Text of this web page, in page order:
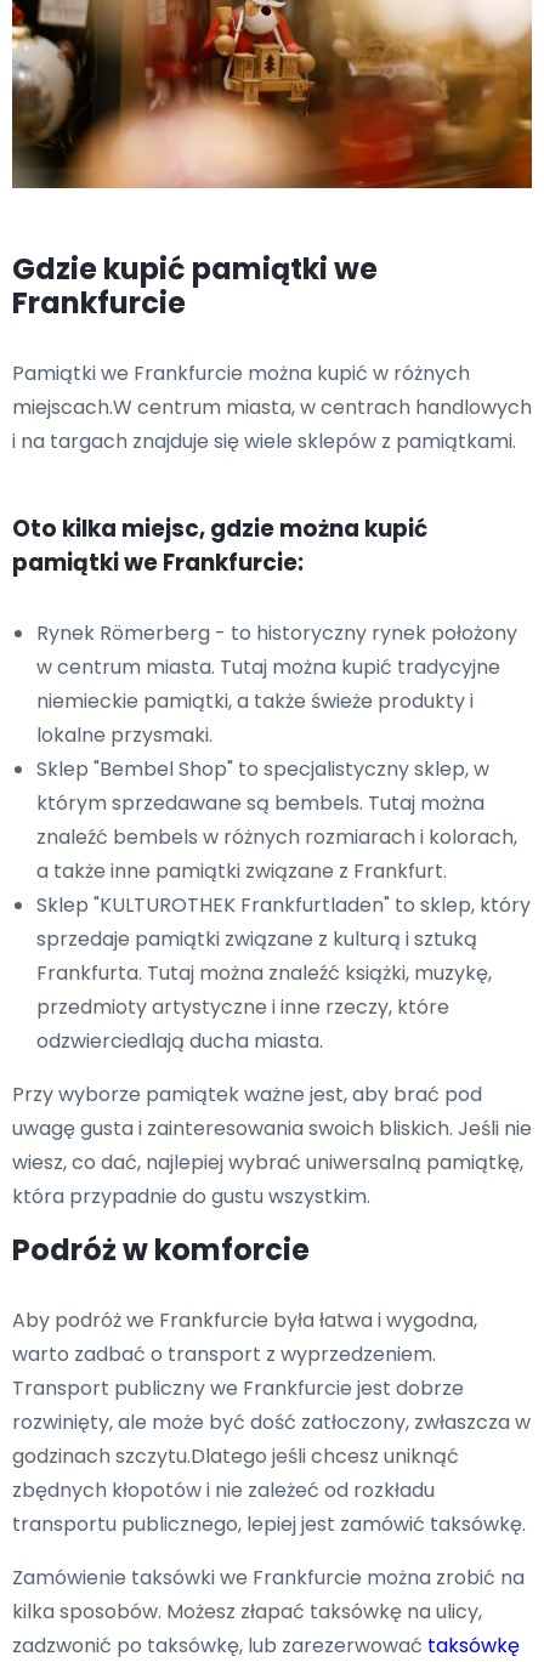
Gdzie kupić pamiątki we
Frankfurcie
Pamiątki we Frankfurcie można kupić w różnych
miejscach.W centrum miasta, w centrach handlowych
i na targach znajduje się wiele sklepów z pamiątkami.
Oto kilka miejsc, gdzie można kupić
pamiątki we Frankfurcie:
Rynek Römerberg - to historyczny rynek położony
w centrum miasta. Tutaj można kupić tradycyjne
niemieckie pamiątki, a także świeże produkty i
lokalne przysmaki.
Sklep "Bembel Shop" to specjalistyczny sklep, w
którym sprzedawane są bembels. Tutaj można
znaleźć bembels w różnych rozmiarach i kolorach,
a także inne pamiątki związane z Frankfurt.
Sklep "KULTUROTHEK Frankfurtladen" to sklep, który
sprzedaje pamiątki związane z kulturą i sztuką
Frankfurta. Tutaj można znaleźć książki, muzykę,
przedmioty artystyczne i inne rzeczy, które
odzwierciedlają ducha miasta.
Przy wyborze pamiątek ważne jest, aby brać pod
uwagę gusta i zainteresowania swoich bliskich. Jeśli nie
wiesz, co dać, najlepiej wybrać uniwersalną pamiątkę,
która przypadnie do gustu wszystkim.
Podróż w komforcie
Aby podróż we Frankfurcie była łatwa i wygodna,
warto zadbać o transport z wyprzedzeniem.
Transport publiczny we Frankfurcie jest dobrze
rozwinięty, ale może być dość zatłoczony, zwłaszcza w
godzinach szczytu.Dlatego jeśli chcesz uniknąć
zbędnych kłopotów i nie zależeć od rozkładu
transportu publicznego, lepiej jest zamówić taksówkę.
Zamówienie taksówki we Frankfurcie można zrobić na
kilka sposobów. Możesz złapać taksówkę na ulicy,
zadzwonić po taksówkę, lub zarezerwować taksówkę